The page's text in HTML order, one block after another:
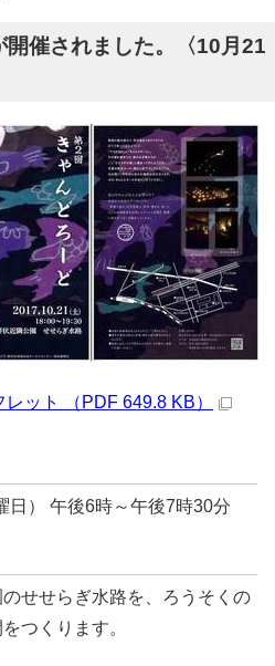
開催されました。〈10月21
ット （PDF 649.8 KB）
日） 午後6時～午後7時30分
せせらぎ水路を、ろうそくの
つくります。